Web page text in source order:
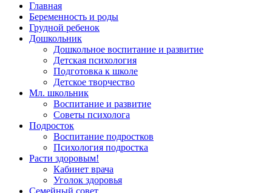
Главная
Беременность и роды
Грудной ребенок
Дошкольник
Дошкольное воспитание и развитие
Детская психология
Подготовка к школе
Детское творчество
Мл. школьник
Воспитание и развитие
Советы психолога
Подросток
Воспитание подростков
Психология подростка
Расти здоровым!
Кабинет врача
Уголок здоровья
Семейный совет